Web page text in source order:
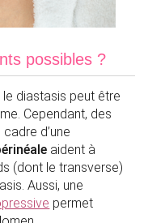
possibles ?
diastasis peut être
Cependant, des
d’une
aident à
(dont le transverse)
Aussi, une
permet